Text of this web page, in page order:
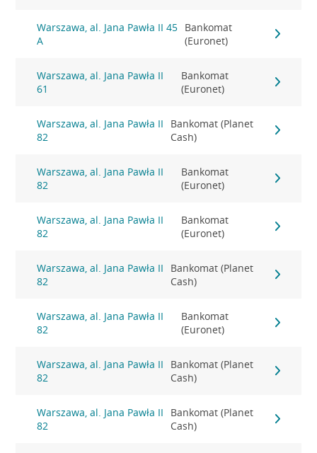
Warszawa, al. Jana Pawła II 45
A
Bankomat
(Euronet)
Warszawa, al. Jana Pawła II
61
Bankomat
(Euronet)
Warszawa, al. Jana Pawła II
82
Bankomat (Planet
Cash)
Warszawa, al. Jana Pawła II
82
Bankomat
(Euronet)
Warszawa, al. Jana Pawła II
82
Bankomat
(Euronet)
Warszawa, al. Jana Pawła II
82
Bankomat (Planet
Cash)
Warszawa, al. Jana Pawła II
82
Bankomat
(Euronet)
Warszawa, al. Jana Pawła II
82
Bankomat (Planet
Cash)
Warszawa, al. Jana Pawła II
82
Bankomat (Planet
Cash)